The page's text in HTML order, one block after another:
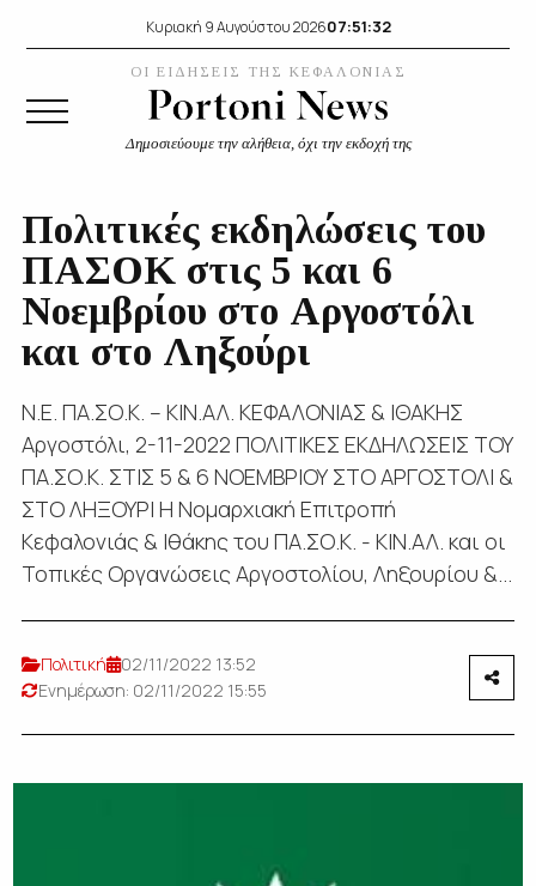
Κυριακή 9 Αυγούστου 202607:51:33
ΟΙ ΕΙΔΗΣΕΙΣ ΤΗΣ ΚΕΦΑΛΟΝΙΑΣ
Δημοσιεύουμε την αλήθεια, όχι την εκδοχή της
Πολιτικές εκδηλώσεις του
ΠΑΣΟΚ στις 5 και 6
Νοεμβρίου στο Αργοστόλι
και στο Ληξούρι
Ν.Ε. ΠΑ.ΣΟ.Κ. – ΚΙΝ.ΑΛ. ΚΕΦΑΛΟΝΙΑΣ & ΙΘΑΚΗΣ
Αργοστόλι, 2-11-2022 ΠΟΛΙΤΙΚΕΣ ΕΚΔΗΛΩΣΕΙΣ ΤΟΥ
ΠΑ.ΣΟ.Κ. ΣΤΙΣ 5 & 6 ΝΟΕΜΒΡΙΟΥ ΣΤΟ ΑΡΓΟΣΤΟΛΙ &
ΣΤΟ ΛΗΞΟΥΡΙ Η Νομαρχιακή Επιτροπή
Κεφαλονιάς & Ιθάκης του ΠΑ.ΣΟ.Κ. - ΚΙΝ.ΑΛ. και οι
Τοπικές Οργανώσεις Αργοστολίου, Ληξουρίου &...
Πολιτική
02/11/2022 13:52
Ενημέρωση: 02/11/2022 15:55